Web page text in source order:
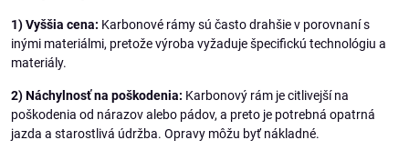
1) Vyššia cena: Karbonové rámy sú často drahšie v porovnaní s
inými materiálmi, pretože výroba vyžaduje špecifickú technológiu a
materiály.
2) Náchylnosť na poškodenia: Karbonový rám je citlivejší na
poškodenia od nárazov alebo pádov, a preto je potrebná opatrná
jazda a starostlivá údržba. Opravy môžu byť nákladné.